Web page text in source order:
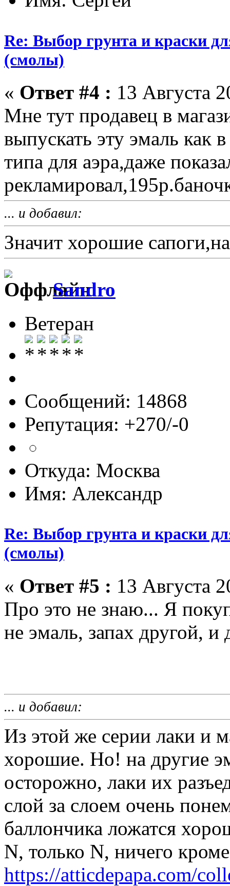
Re: Выбор грунта и краски
(смолы)
« Ответ #4 : 13 Августа
Мне тут продавец в
выпускать эту эмаль как
типа для аэра,даже
... и добавил:
Значит хорошие
Sandro
Ветеран
Сообщений: 14868
Репутация: +270/-0
Откуда: Москва
Имя: Александр
Re: Выбор грунта и краски
(смолы)
« Ответ #5 : 13 Августа
Про это не знаю... Я
не эмаль, запах другой,
... и добавил:
Из этой же серии лаки и
хорошие. Но! на другие
осторожно, лаки их
слой за слоем очень
баллончика ложатся
N, только N, ничего
https://atticdepapa.com/